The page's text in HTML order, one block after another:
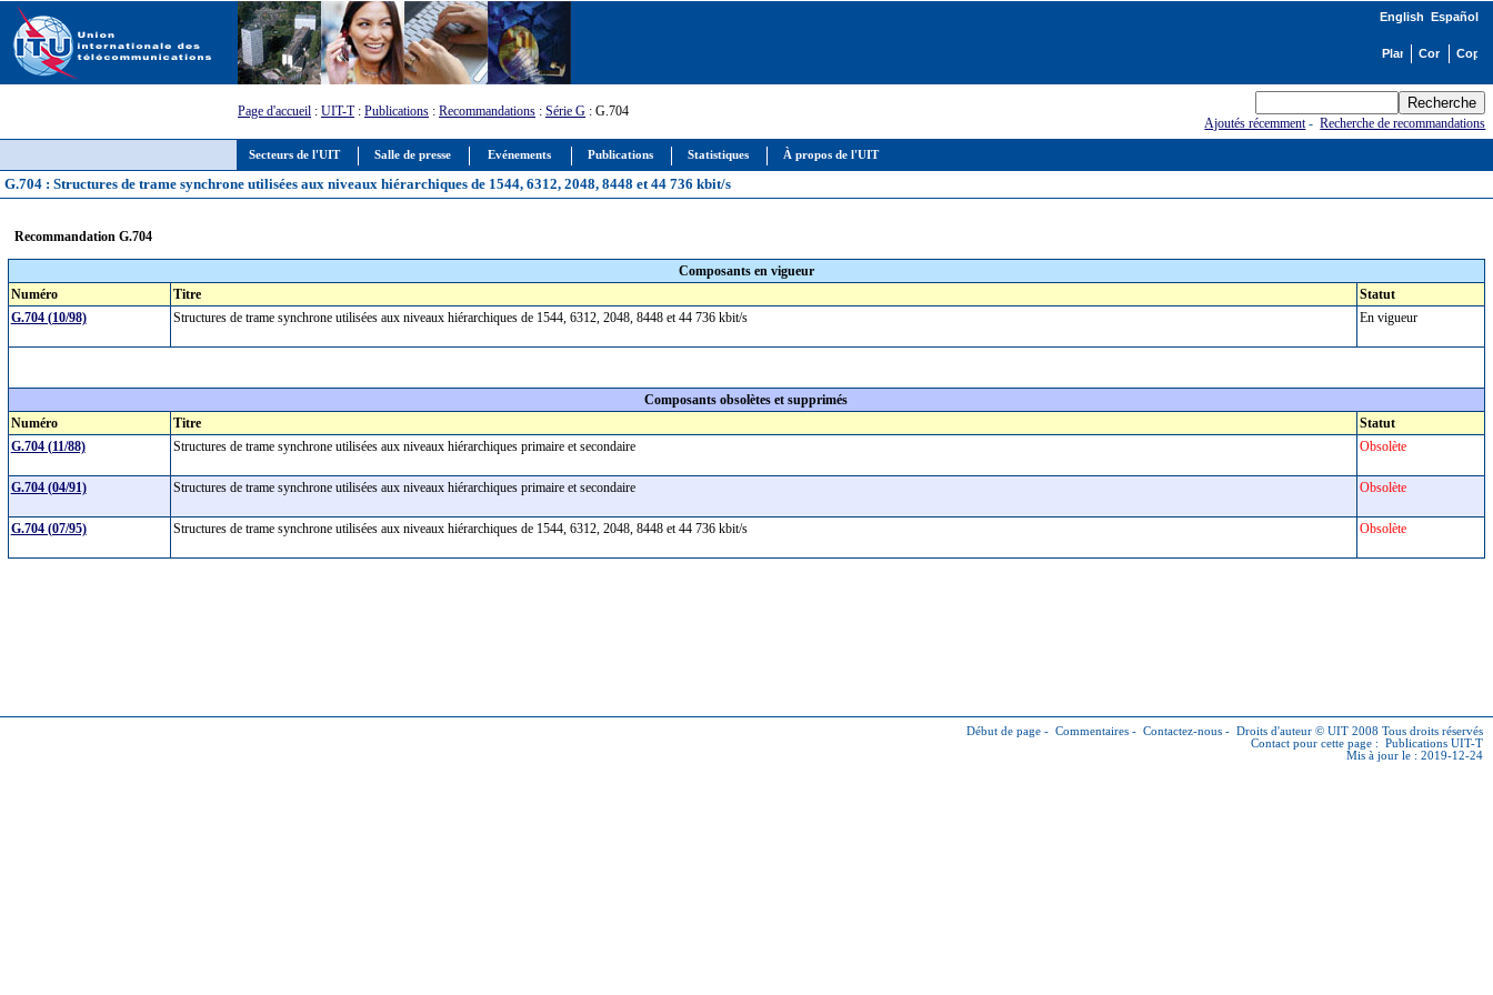
Secteurs de l'UIT Salle de presse Evénements Publications Statistiques À propos de l'UIT
English Español
Page d'accueil : UIT-T: Publications : Recommandations : Série G : G.704
Ajoutés récemment-Recherche de recommandations
G.704 : Structures de trame synchrone utilisées aux niveaux hiérarchiques de 1544, 6312, 2048, 8448 et 44 736 kbit/s
Recommandation G.704
Composants en vigueur
Numéro
Titre
Statut
G.704 (10/98)
Structures de trame synchrone utilisées aux niveaux hiérarchiques de 1544, 6312, 2048, 8448 et 44 736 kbit/s En vigueur
Composants obsolètes et supprimés
Numéro
Titre
Statut
G.704 (11/88)
Structures de trame synchrone utilisées aux niveaux hiérarchiques primaire et secondaire Obsolète
G.704 (04/91) Structures de trame synchrone utilisées aux niveaux hiérarchiques primaire et secondaire Obsolète
G.704 (07/95) Structures de trame synchrone utilisées aux niveaux hiérarchiques de 1544, 6312, 2048, 8448 et 44 736 kbit/s Obsolète
Début de page - Commentaires - Contactez-nous - Droits d'auteur © UIT 2008 Tous droits réservés
Contact pour cette page : Publications UIT-T
Mis à jour le : 2019-12-24